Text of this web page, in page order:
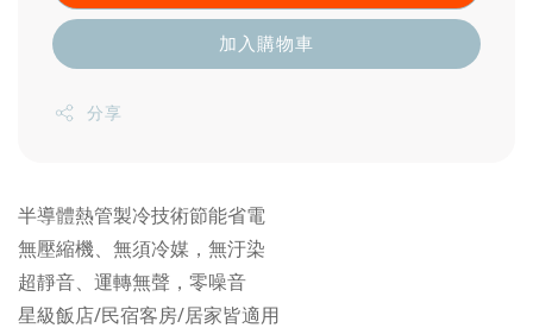
加入購物車
分享
半導體熱管製冷技術節能省電
無壓縮機、無須冷媒，無汙染
超靜音、運轉無聲，零噪音
星級飯店/民宿客房/居家皆適用